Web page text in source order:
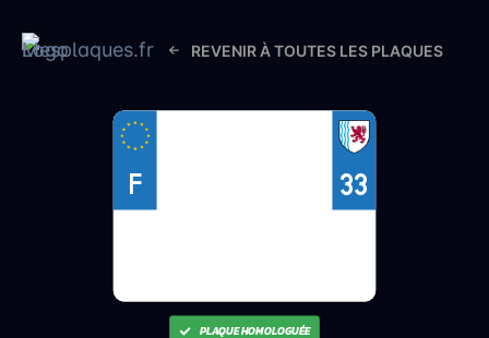
REVENIR À TOUTES LES PLAQUES
F 33
PLAQUE HOMOLOGUÉE